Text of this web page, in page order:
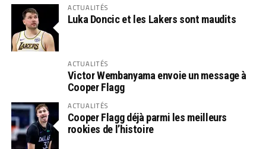
ACTUALITÉS
Luka Doncic et les Lakers sont maudits
ACTUALITÉS
Victor Wembanyama envoie un message à
Cooper Flagg
ACTUALITÉS
Cooper Flagg déjà parmi les meilleurs
rookies de l’histoire